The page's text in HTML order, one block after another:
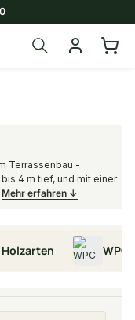
Terrassenbau -
4 m tief, und mit einer
Mehr erfahren ↓
WPC